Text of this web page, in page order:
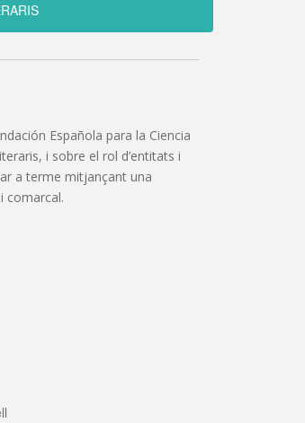
Española para la Ciencia
i sobre el rol d’entitats i
a terme mitjançant una
comarcal.